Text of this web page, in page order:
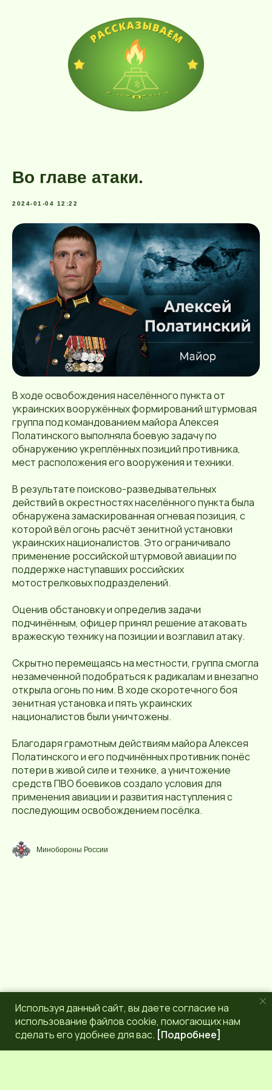
Во главе атаки.
2024-01-04 12:22
В ходе освобождения населённого пункта от
украинских вооружённых формирований штурмовая
группа под командованием майора Алексея
Полатинского выполняла боевую задачу по
обнаружению укреплённых позиций противника,
мест расположения его вооружения и техники.
В результате поисково-разведывательных
действий в окрестностях населённого пункта была
обнаружена замаскированная огневая позиция, с
которой вёл огонь расчёт зенитной установки
украинских националистов. Это ограничивало
применение российской штурмовой авиации по
поддержке наступавших российских
мотострелковых подразделений.
Оценив обстановку и определив задачи
подчинённым, офицер принял решение атаковать
вражескую технику на позиции и возглавил атаку.
Скрытно перемещаясь на местности, группа смогла
незамеченной подобраться к радикалам и внезапно
открыла огонь по ним. В ходе скоротечного боя
зенитная установка и пять украинских
националистов были уничтожены.
Благодаря грамотным действиям майора Алексея
Полатинского и его подчинённых противник понёс
потери в живой силе и технике, а уничтожение
средств ПВО боевиков создало условия для
применения авиации и развития наступления с
последующим освобождением посёлка.
Минобороны России
Используя данный сайт, вы даете согласие на
использование файлов cookie, помогающих нам
сделать его удобнее для вас. [Подробнее]